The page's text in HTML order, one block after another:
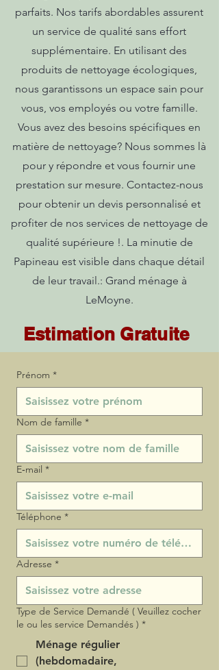
parfaits. Nos tarifs abordables assurent
un service de qualité sans effort
supplémentaire. En utilisant des
produits de nettoyage écologiques,
nous garantissons un espace sain pour
vous, vos employés ou votre famille.
Vous avez des besoins spécifiques en
matière de nettoyage? Nous sommes là
pour y répondre et vous fournir une
prestation sur mesure. Contactez-nous
pour obtenir un devis personnalisé et
profiter de nos services de nettoyage de
qualité supérieure !. La minutie de
Papineau est visible dans chaque détail
de leur travail.: Grand ménage à
LeMoyne.
Estimation Gratuite
Prénom *
Nom de famille *
E‑mail *
Téléphone *
Adresse *
Type de Service Demandé ( Veuillez cocher
le ou les service Demandés ) *
Ménage régulier
(hebdomadaire,